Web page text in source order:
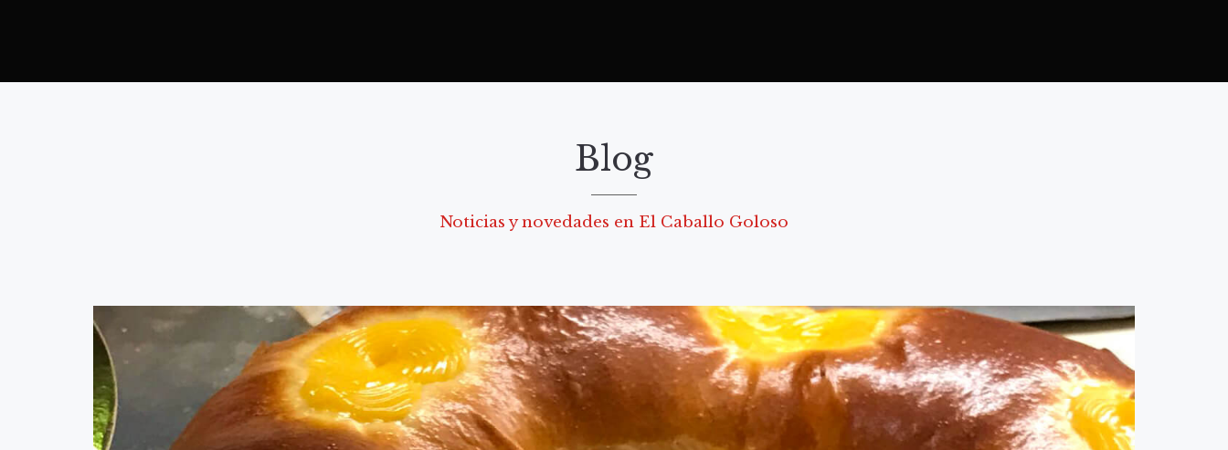
Blog
Noticias y novedades en El Caballo Goloso